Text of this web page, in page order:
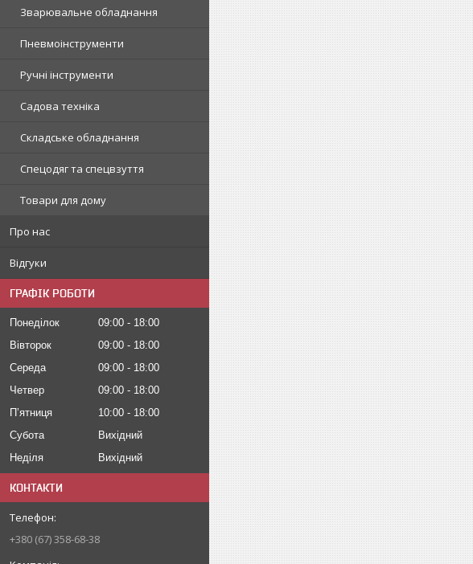
Зварювальне обладнання
Пневмоінструменти
Ручні інструменти
Садова техніка
Складське обладнання
Спецодяг та спецвзуття
Товари для дому
Про нас
Відгуки
ГРАФІК РОБОТИ
Понеділок 09:00
18:00
Вівторок
09:00
18:00
Середа
09:00
18:00
Четвер
09:00
18:00
Пʼятниця
10:00
18:00
Субота
Вихідний
Неділя
Вихідний
КОНТАКТИ
+380 (67) 358-68-38